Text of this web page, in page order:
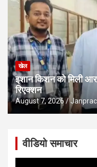
खेल
इशान किशन को मिली
रिएक्शन
August 7, 2026
वीडियो समाचार